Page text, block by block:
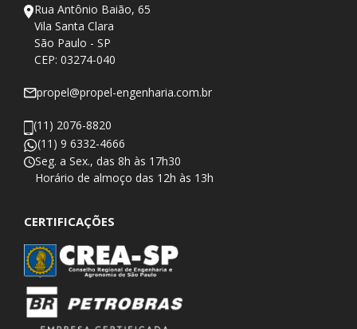
Rua Antônio Baião, 65
Vila Santa Clara
São Paulo - SP
CEP: 03274-040
propel@propel-engenharia.com.br
(11) 2076-8820
(11) 9 6332-4666
Seg. a Sex., das 8h às 17h30
​Horário de almoço das 12h às 13h
CERTIFICAÇÕES